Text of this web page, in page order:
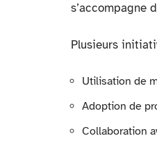
s’accompagne
Plusieurs
Utilisation de
Adoption de
Collaboration